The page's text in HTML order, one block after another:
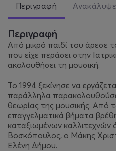
Περιγραφή Ανακάλυψε
Περιγραφή
Από μικρό παιδί του άρεσε
που είχε περάσει στην
ακολουθήσει τη μουσική.
Το 1994 ξεκίνησε να
παράλληλα
θεωρίας της μουσικής. Από
επαγγελματικά βήματα
καταξιωμένων
Βοσκόπουλος, ο Μάκης
Ελένη Δήμου.